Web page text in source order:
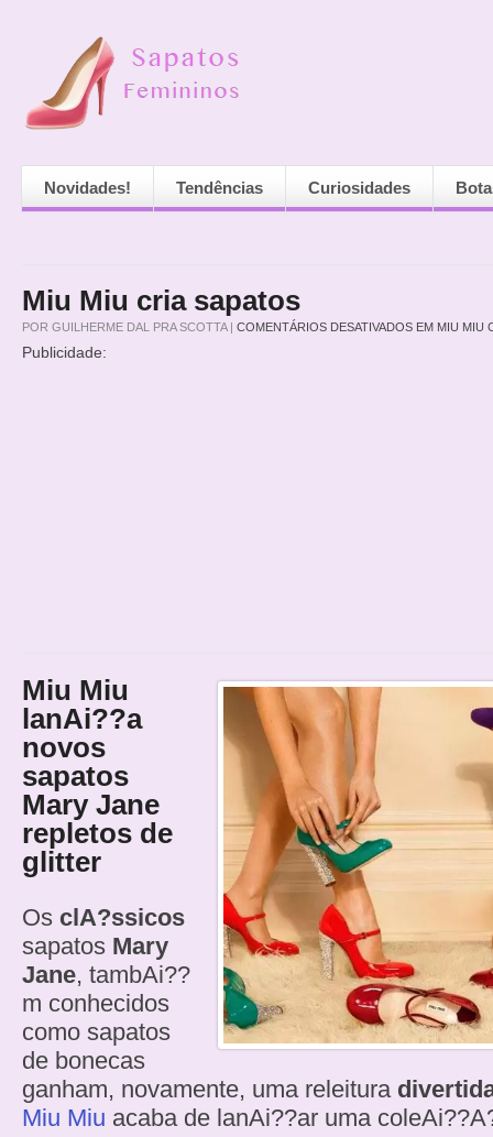
Novidades! Tendências Curiosidades
Miu Miu cria sapatos
POR GUILHERME DAL PRA SCOTTA| COMENTÁRIOS DESATIVADOS EM MIU MIU
Publicidade:
Miu Miu
lanAi??a
novos
sapatos
Mary Jane
repletos de
glitter
Os clA?ssicos
sapatos Mary
Jane, tambAi??
m conhecidos
como sapatos
de bonecas
ganham, novamente, uma releitura
Miu Miu acaba de lanAi??ar uma